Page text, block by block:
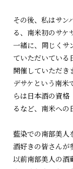
その後、私はサン
る、南米初のサケ
一緒に、同じくサ
ていただいている
開催していただき
デサケという南米
らは日本酒の資
るなど、南米への
藍染での南部美人
酒好きの皆さんが
以前南部美人の酒